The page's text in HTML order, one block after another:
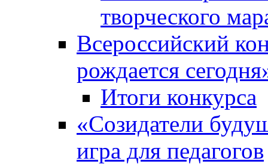
творческого
Всероссийский
рождается
Итоги конкурса
«Cозидатели
игра для педагогов